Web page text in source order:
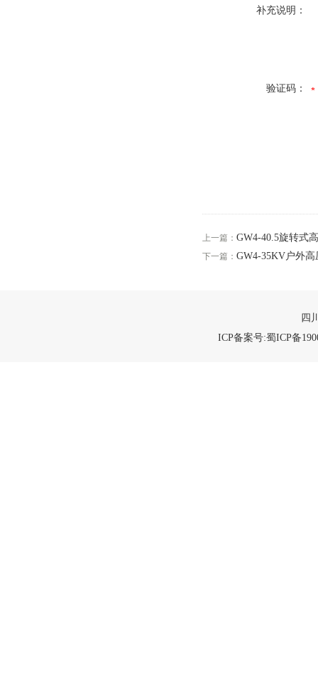
补充说明：
验证码：
上一篇： GW4-40.5旋转式
下一篇： GW4-35KV户外
四
ICP备案号:蜀ICP备